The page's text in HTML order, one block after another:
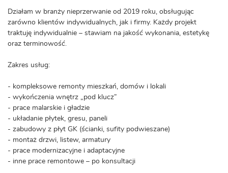
Działam w branży nieprzerwanie od 2019 roku, obsługując
zarówno klientów indywidualnych, jak i firmy. Każdy projekt
traktuję indywidualnie – stawiam na jakość wykonania, estetykę
oraz terminowość.
Zakres usług:
- kompleksowe remonty mieszkań, domów i lokali
- wykończenia wnętrz „pod klucz”
- prace malarskie i gładzie
- układanie płytek, gresu, paneli
- zabudowy z płyt GK (ścianki, sufity podwieszane)
- montaż drzwi, listew, armatury
- prace modernizacyjne i adaptacyjne
- inne prace remontowe – po konsultacji